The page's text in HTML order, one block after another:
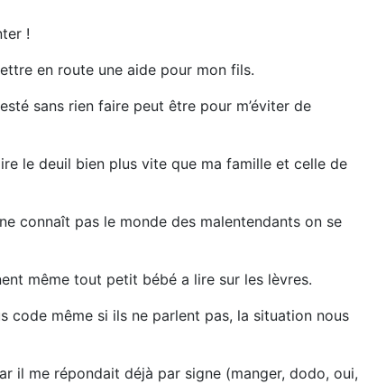
!
en route une aide pour mon fils.
sans rien faire peut être pour m’éviter de
le deuil bien plus vite que ma famille et celle de
connaît pas le monde des malentendants on se
même tout petit bébé a lire sur les lèvres.
même si ils ne parlent pas, la situation nous
il me répondait déjà par signe (manger, dodo, oui,